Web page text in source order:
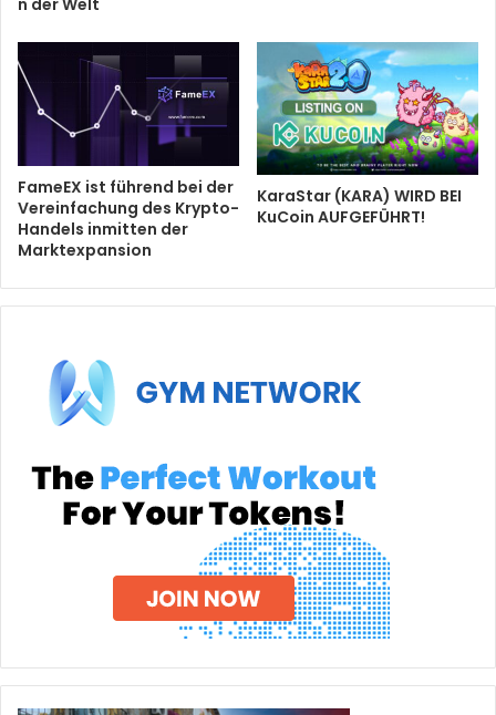
FameEX ist führend bei der
Vereinfachung des Krypto-
Handels inmitten der
Marktexpansion
KaraStar (KARA) WIRD BEI
KuCoin AUFGEFÜHRT!